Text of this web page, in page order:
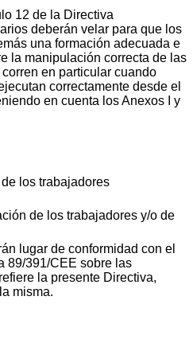
12 de la Directiva
deberán velar para que los
una formación adecuada e
la manipulación correcta de las
en particular cuando
correctamente desde el
en cuenta los Anexos I y
los trabajadores
de los trabajadores y/o de
lugar de conformidad con el
89/391/CEE sobre las
la presente Directiva,
misma.